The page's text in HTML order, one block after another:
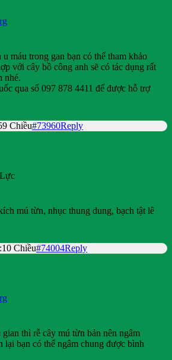
máu trong gan bạn có thể tham khảo
với cây bồ công anh sẽ có tác dụng rất
nhé.
qua số 097 878 4411 để được hỗ trợ
Chiều#73960Reply
mú từn, nhục thung dung, bạch tật lê
Chiều#74004Reply
thì rễ cây mú từn bản nên ngâm
lại bạn có thể ngâm chung được bình